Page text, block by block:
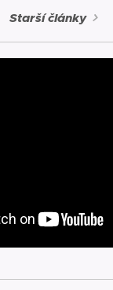
Starší články